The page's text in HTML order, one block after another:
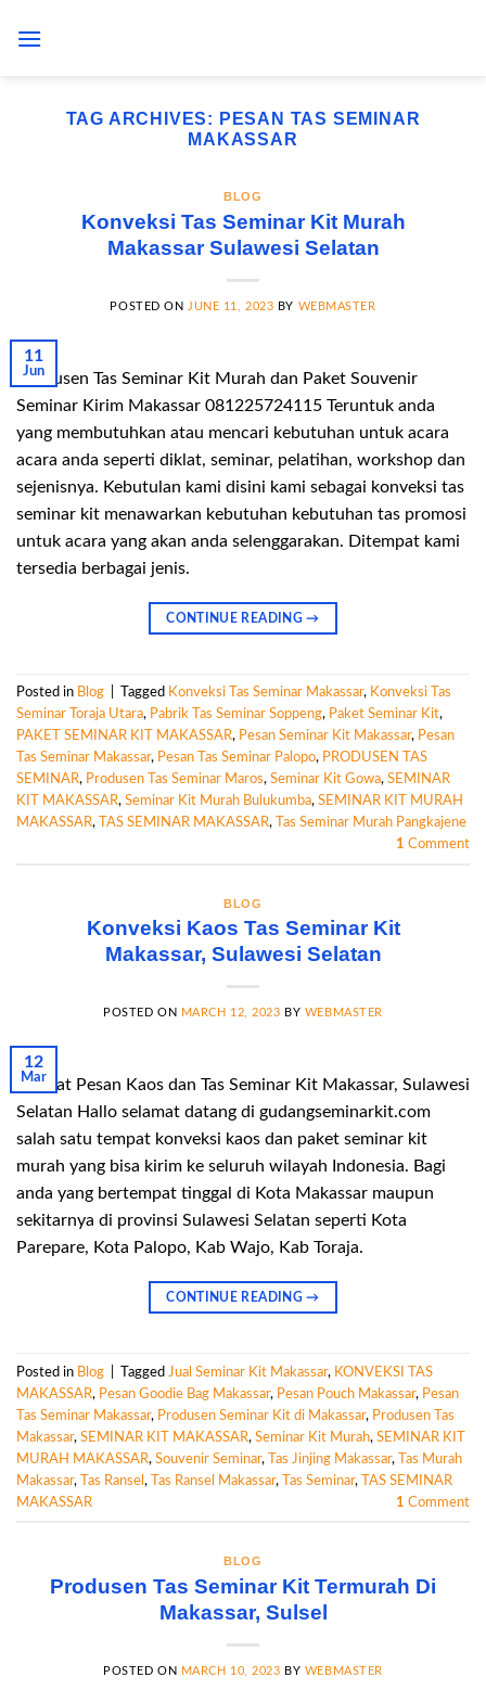
TAG ARCHIVES: PESAN TAS SEMINAR
MAKASSAR
BLOG
Konveksi Tas Seminar Kit Murah
Makassar Sulawesi Selatan
POSTED ON JUNE 11, 2023 BY WEBMASTER
11
Jun
Produsen Tas Seminar Kit Murah dan Paket Souvenir
Seminar Kirim Makassar 081225724115 Teruntuk anda
yang membutuhkan atau mencari kebutuhan untuk acara
acara anda seperti diklat, seminar, pelatihan, workshop dan
sejenisnya. Kebutulan kami disini kami sebagai konveksi tas
seminar kit menawarkan kebutuhan kebutuhan tas promosi
untuk acara yang akan anda selenggarakan. Ditempat kami
tersedia berbagai jenis.
CONTINUE READING→
Posted in Blog Tagged Konveksi Tas Seminar Makassar, Konveksi Tas
Seminar Toraja Utara, Pabrik Tas Seminar Soppeng, Paket Seminar Kit,
PAKET SEMINAR KIT MAKASSAR, Pesan Seminar Kit Makassar, Pesan
Tas Seminar Makassar, Pesan Tas Seminar Palopo, PRODUSEN TAS
SEMINAR, Produsen Tas Seminar Maros, Seminar Kit Gowa, SEMINAR
KIT MAKASSAR, Seminar Kit Murah Bulukumba, SEMINAR KIT MURAH
MAKASSAR, TAS SEMINAR MAKASSAR,
Tas Seminar Murah Pangkajene
1 Comment
BLOG
Konveksi Kaos Tas Seminar Kit
Makassar, Sulawesi Selatan
POSTED ON MARCH 12, 2023 BY WEBMASTER
12
Mar
Tempat Pesan Kaos dan Tas Seminar Kit Makassar, Sulawesi
Selatan Hallo selamat datang di gudangseminarkit.com
salah satu tempat konveksi kaos dan paket seminar kit
murah yang bisa kirim ke seluruh wilayah Indonesia. Bagi
anda yang bertempat tinggal di Kota Makassar maupun
sekitarnya di provinsi Sulawesi Selatan seperti Kota
Parepare, Kota Palopo, Kab Wajo, Kab Toraja.
CONTINUE READING→
Posted in Blog Tagged Jual Seminar Kit Makassar, KONVEKSI TAS
MAKASSAR, Pesan Goodie Bag Makassar, Pesan Pouch Makassar, Pesan
Tas Seminar Makassar, Produsen Seminar Kit di Makassar, Produsen Tas
Makassar, SEMINAR KIT MAKASSAR, Seminar Kit Murah, SEMINAR KIT
MURAH MAKASSAR, Souvenir Seminar, Tas Jinjing Makassar,
Tas Murah
Makassar, Tas Ransel , Tas Ransel Makassar, Tas Seminar,
TAS SEMINAR
MAKASSAR
1 Comment
BLOG
Produsen Tas Seminar Kit Termurah Di
Makassar, Sulsel
POSTED ON MARCH 10, 2023 BY WEBMASTER